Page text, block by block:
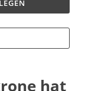
hat